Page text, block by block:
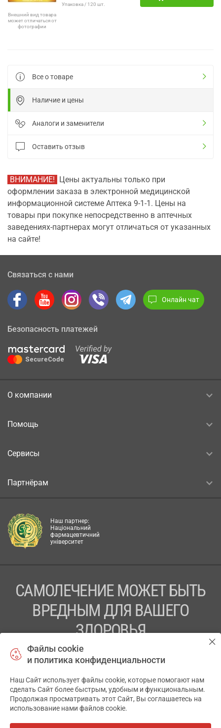
Внешний вид товара
может отличаться от
фотографии
Упаковка / 120 шт.
Все о товаре
Наличие и цены
Аналоги и заменители
Оставить отзыв
ВНИМАНИЕ! Цены актуальны только при
оформлении заказа в электронной медицинской
информационной системе Аптека 9-1-1. Цены на
товары при покупке непосредственно в аптечных
заведениях-партнерах могут отличаться от указанных
на сайте!
Связаться с нами
Онлайн чат
Безопасность платежей
О компании
Помощь
Сервисы
Партнёрам
Наш партнер:
Національний
фармацевтичний
університет
САМОЛЕЧЕНИЕ МОЖЕТ БЫТЬ
ВРЕДНЫМ ДЛЯ ВАШЕГО
ЗДОРОВЬЯ
ПЕРЕД ПРИМЕНЕНИЕМ ПРЕПАРАТА
ПРОКОНСУЛЬТИРУЙТЕСЬ С ВРАЧОМ
ТОВ «АПТЕКА 911.ЮА» Код ЄДРПОУ 43631965.
Отказ от ответственности
Файлы cookie
и политика конфиденциальности
Наш Сайт использует файлы cookie, которые помогают нам
сделать Сайт более быстрым, удобным и функциональным.
Продолжая просматривать этот Сайт, Вы соглашаетесь на
использование нами файлов cookie.
✕